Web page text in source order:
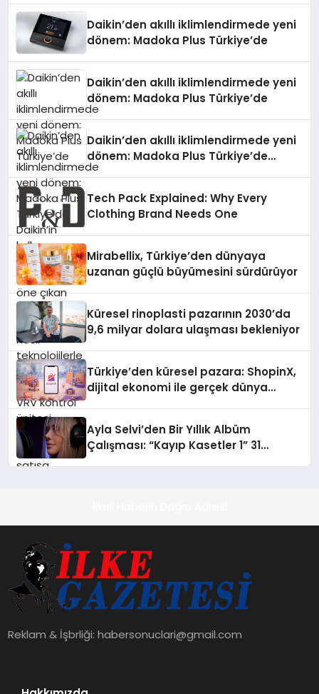
Daikin’den akıllı iklimlendirmede yeni
dönem: Madoka Plus Türkiye’de
Daikin’den akıllı iklimlendirmede yeni
dönem: Madoka Plus Türkiye’de
Daikin’den akıllı iklimlendirmede yeni
dönem: Madoka Plus Türkiye’de
Daikin’in kullanıcı dostu tasarımıyla
teknolojilerle donatılmış son modeli
VRV kontrol ünitesi Madoka Plus
Türkiye’de satışa sunuldu. Tam
dokunmatik ekranı, mobil uygulama
desteği ve akıllı sensör entegrasyonu
sayesinde iklimlendirme sistemlerinin
yönetimini daha kolay, konforlu ve
verimli hale getiriyor. Enerji
verimliliğini artırırken modern yaşam
Tech Pack Explained: Why Every
Clothing Brand Needs One
Mirabellix, Türkiye’den dünyaya
uzanan güçlü büyümesini sürdürüyor
Küresel rinoplasti pazarının 2030’da
9,6 milyar dolara ulaşması bekleniyor
Türkiye’den küresel pazara: ShopinX,
dijital ekonomi ile gerçek dünya
Ayla Selvi’den Bir Yıllık Albüm
Çalışması: “Kayıp Kasetler 1” 31
Reklam & İşbrliği:habersonuclari@gmail.com